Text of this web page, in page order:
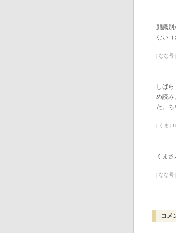
顔識
ない（
| なな号
しば
め読み
た。ち
| くま |
くま
| なな号
コメ